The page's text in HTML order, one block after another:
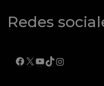
Redes
FACEBOOK
X YOUTUBE
TIKTOK